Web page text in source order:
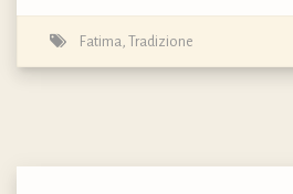
Fatima Tradizione